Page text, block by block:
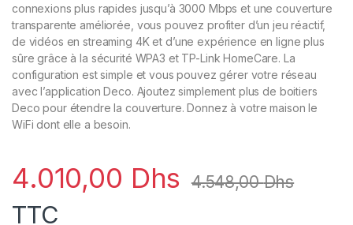
connexions plus rapides jusqu’à 3000 Mbps et une couverture
transparente améliorée, vous pouvez profiter d’un jeu réactif,
de vidéos en streaming 4K et d’une expérience en ligne plus
sûre grâce à la sécurité WPA3 et TP-Link HomeCare. La
configuration est simple et vous pouvez gérer votre réseau
avec l’application Deco. Ajoutez simplement plus de boitiers
Deco pour étendre la couverture. Donnez à votre maison le
WiFi dont elle a besoin.
4.010,00 Dhs 4.548,00Dhs
TTC